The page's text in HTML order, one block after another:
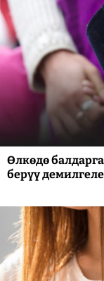
Өлкөдө
берүү